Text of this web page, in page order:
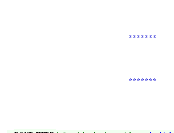
*******
*******